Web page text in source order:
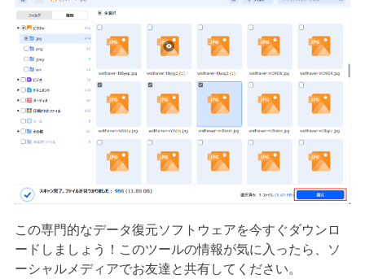
この専門的なデータ復元ソフトウェアを今すぐダウンロ
ードしましょう！このツールの情報が気に入ったら、ソ
ーシャルメディアでお友達と共有してください。